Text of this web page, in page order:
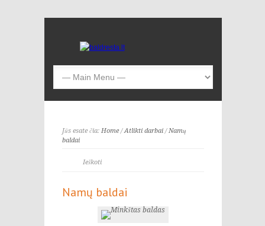
Jūs esate čia: Home/Atlikti darbai/Namų
baldai
Namų baldai